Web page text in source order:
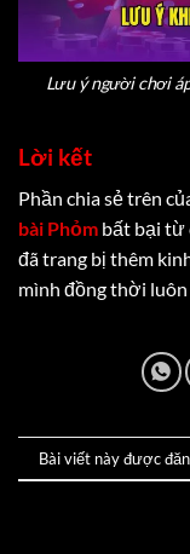
Lưu ý người chơi
Lời kết
Phần chia sẻ trên
bài Phỏm bất bại từ
đã trang bị thêm
mình đồng thời
Bài viết này được